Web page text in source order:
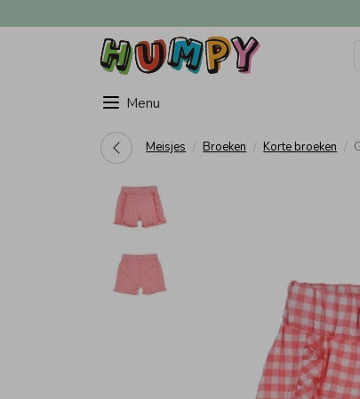
Menu
Meisjes Broeken Korte broeken